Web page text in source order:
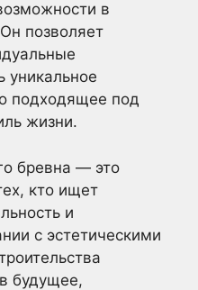
в
позволяет
уникальное
подходящее под
жизни.
бревна — это
кто ищет
и
с эстетическими
будущее,